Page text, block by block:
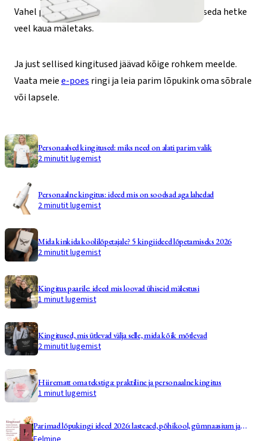
Vahel piisab ühest lihtsast lausest, et inimene seda hetke
veel kaua mäletaks.
Ja just sellised kingitused jäävad kõige rohkem meelde.
Vaata meiee-poes ringi ja leia parim lõpukink oma sõbrale
või lapsele.
Personaalsed kingitused: miks need on alati parim valik
2 minutit lugemist
Personaalne kingitus: ideed mis on soodsad aga lahedad
2 minutit lugemist
Mida kinkida koolilõpetajale? 5 kingiideed lõpetamiseks 2026
2 minutit lugemist
Kingitus paarile: ideed mis loovad ühiseid mälestusi
1 minut lugemist
Kingitused, mis ütlevad välja selle, mida kõik mõtlevad
2 minutit lugemist
Hiirematt oma tekstiga: praktiline ja personaalne kingitus
1 minut lugemist
Parimad lõpukingi ideed 2026: lasteaed, põhikool, gümnaasium ja
ülikool